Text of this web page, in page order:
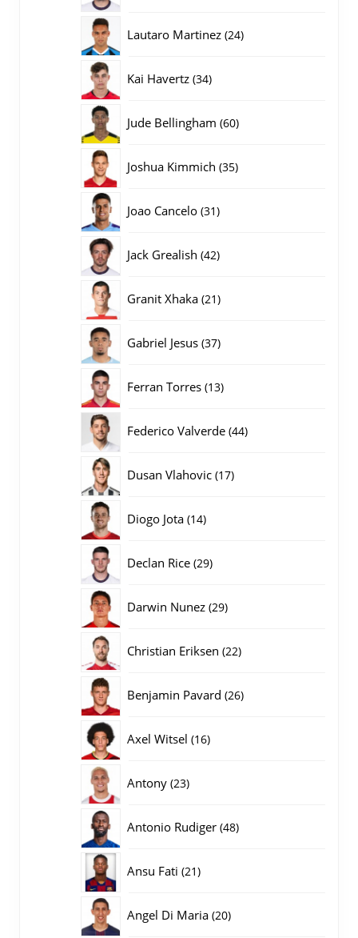
Lautaro Martinez 2424
Kai Havertz 3434
Jude Bellingham 6060
Joshua Kimmich 3535
Joao Cancelo 3131
Jack Grealish 4242
Granit Xhaka 2121
Gabriel Jesus 3737
Ferran Torres 1313
Federico Valverde 4444
Dusan Vlahovic 1717
Diogo Jota 1414
Declan Rice 2929
Darwin Nunez 2929
Christian Eriksen 2222
Benjamin Pavard 2626
Axel Witsel 1616
Antony 2323
Antonio Rudiger 4848
Ansu Fati 2121
Angel Di Maria 2020